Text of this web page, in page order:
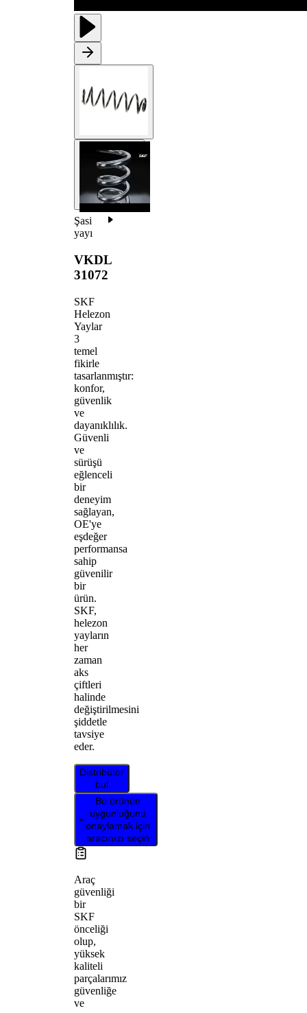
Şasi
yayı
VKDL
31072
SKF
Helezon
Yaylar
3
temel
fikirle
tasarlanmıştır:
konfor,
güvenlik
ve
dayanıklılık.
Güvenli
ve
sürüşü
eğlenceli
bir
deneyim
sağlayan,
OE'ye
eşdeğer
performansa
sahip
güvenilir
bir
ürün.
SKF,
helezon
yayların
her
zaman
aks
çiftleri
halinde
değiştirilmesini
şiddetle
tavsiye
eder.
Distribütör
bul
Bu ürünün
uygunluğunu
onaylamak için
aracınızı seçin
Araç
güvenliği
bir
SKF
önceliği
olup,
yüksek
kaliteli
parçalarımız
güvenliğe
ve